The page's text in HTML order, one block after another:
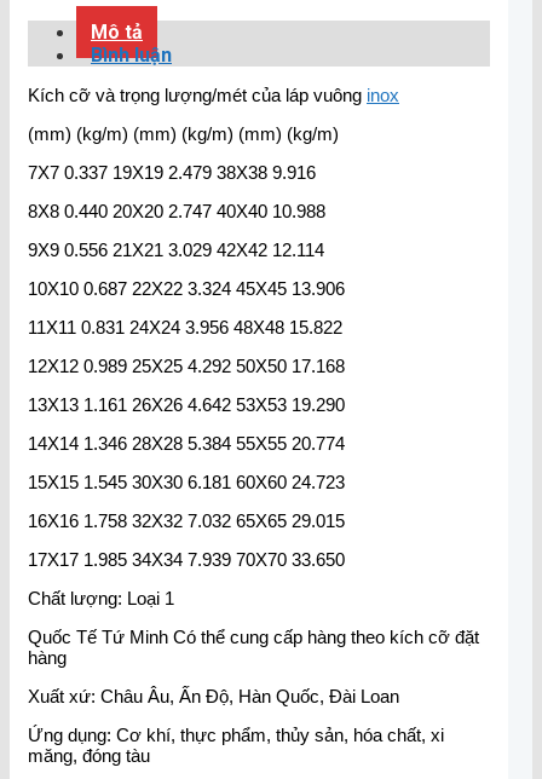
Mô tả
Bình luận
Kích cỡ và trọng lượng/mét của láp vuông inox
(mm) (kg/m) (mm) (kg/m) (mm) (kg/m)
7X7 0.337 19X19 2.479 38X38 9.916
8X8 0.440 20X20 2.747 40X40 10.988
9X9 0.556 21X21 3.029 42X42 12.114
10X10 0.687 22X22 3.324 45X45 13.906
11X11 0.831 24X24 3.956 48X48 15.822
12X12 0.989 25X25 4.292 50X50 17.168
13X13 1.161 26X26 4.642 53X53 19.290
14X14 1.346 28X28 5.384 55X55 20.774
15X15 1.545 30X30 6.181 60X60 24.723
16X16 1.758 32X32 7.032 65X65 29.015
17X17 1.985 34X34 7.939 70X70 33.650
Chất lượng: Loại 1
Quốc Tế Tứ Minh Có thể cung cấp hàng theo kích cỡ đặt
hàng
Xuất xứ: Châu Âu, Ấn Độ, Hàn Quốc, Đài Loan
Ứng dụng: Cơ khí, thực phẩm, thủy sản, hóa chất, xi
măng, đóng tàu